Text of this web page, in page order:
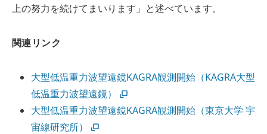
上の努力を続けてまいります」と述べています。
関連リンク
大型低温重力波望遠鏡KAGRA観測開始（KAGRA大型
低温重力波望遠鏡）
大型低温重力波望遠鏡KAGRA観測開始（東京大学 宇
宙線研究所）